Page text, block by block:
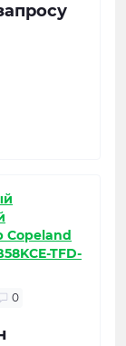
Copeland
TFD-
0